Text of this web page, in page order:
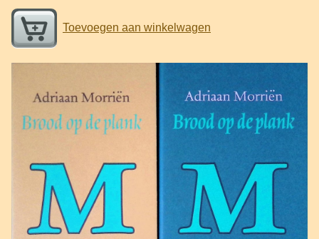
Toevoegen aan winkelwagen